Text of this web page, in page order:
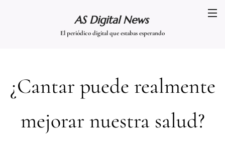
AS Digital News
El periódico digital que estabas esperando
¿Cantar puede realmente
mejorar nuestra salud?